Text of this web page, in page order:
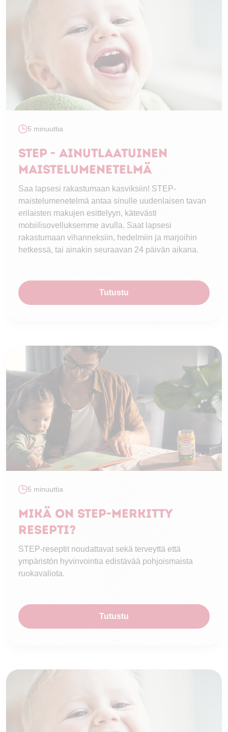
5 minuuttia
STEP - Ainutlaatuinen
maistelumenetelmä
Saa lapsesi rakastumaan kasviksiin! STEP-
maistelumenetelmä antaa sinulle uudenlaisen tavan
erilaisten makujen esittelyyn, kätevästi
mobiilisovelluksemme avulla. Saat lapsesi
rakastumaan vihanneksiin, hedelmiin ja marjoihin
hetkessä, tai ainakin seuraavan 24 päivän aikana.
Tutustu
5 minuuttia
Mikä on STEP-merkitty
resepti?
STEP-reseptit noudattavat sekä terveyttä että
ympäristön hyvinvointia edistävää pohjoismaista
ruokavaliota.
Tutustu